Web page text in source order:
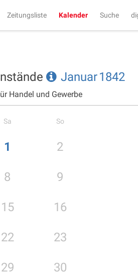
Zeitungsliste Kalender Suche
Januar1842
Handel und Gewerbe
Sa So
1 2
8 9
15 16
22 23
29 30